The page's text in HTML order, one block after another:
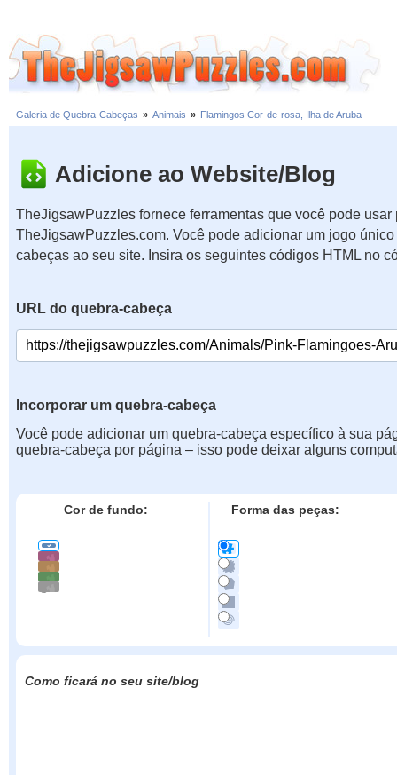
Galeria de Quebra-Cabeças » Animais » Flamingos Cor-de-rosa, Ilha de Aruba
Adicione ao Website/Blog
TheJigsawPuzzles fornece ferramentas que você pode usar
TheJigsawPuzzles.com. Você pode adicionar um jogo
cabeças ao seu site. Insira os seguintes códigos HTML no
URL do quebra-cabeça
Incorporar um quebra-cabeça
Você pode adicionar um quebra-cabeça específico à sua
quebra-cabeça por página – isso pode deixar alguns
Cor de fundo: Forma das peças:
Como ficará no seu site/blog